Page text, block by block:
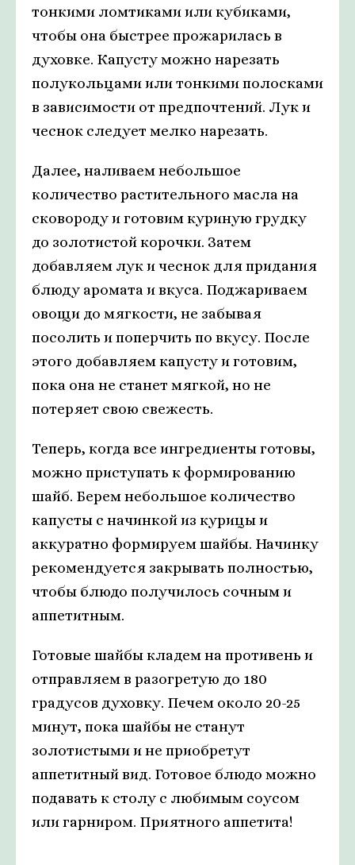
тонкими ломтиками или кубиками,
чтобы она быстрее прожарилась в
духовке. Капусту можно нарезать
полукольцами или тонкими полосками
в зависимости от предпочтений. Лук и
чеснок следует мелко нарезать.
Далее, наливаем небольшое
количество растительного масла на
сковороду и готовим куриную грудку
до золотистой корочки. Затем
добавляем лук и чеснок для придания
блюду аромата и вкуса. Поджариваем
овощи до мягкости, не забывая
посолить и поперчить по вкусу. После
этого добавляем капусту и готовим,
пока она не станет мягкой, но не
потеряет свою свежесть.
Теперь, когда все ингредиенты готовы,
можно приступать к формированию
шайб. Берем небольшое количество
капусты с начинкой из курицы и
аккуратно формируем шайбы. Начинку
рекомендуется закрывать полностью,
чтобы блюдо получилось сочным и
аппетитным.
Готовые шайбы кладем на противень и
отправляем в разогретую до 180
градусов духовку. Печем около 20-25
минут, пока шайбы не станут
золотистыми и не приобретут
аппетитный вид. Готовое блюдо можно
подавать к столу с любимым соусом
или гарниром. Приятного аппетита!